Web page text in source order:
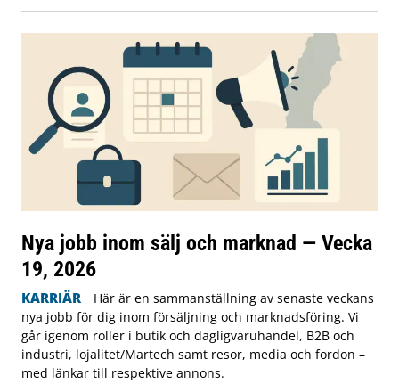
Nya jobb inom sälj och marknad — Vecka
19, 2026
KARRIÄR
Här är en sammanställning av senaste veckans
nya jobb för dig inom försäljning och marknadsföring. Vi
går igenom roller i butik och dagligvaruhandel, B2B och
industri, lojalitet/Martech samt resor, media och fordon –
med länkar till respektive annons.